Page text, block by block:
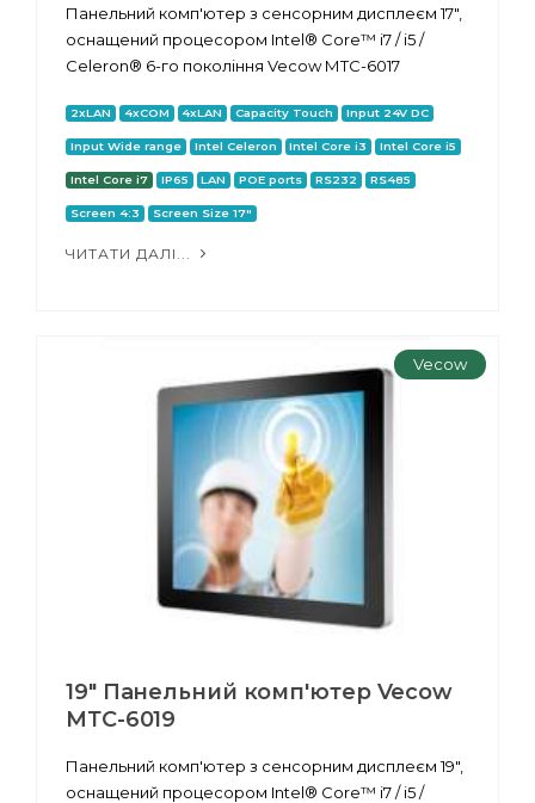
Панельний комп'ютер з сенсорним дисплеєм 17",
оснащений процесором Intel® Core™ i7 / i5 /
Celeron® 6-го покоління Vecow МТС-6017
2xLAN 4xCOM 4xLAN Capacity Touch Input 24V DC
Input Wide range Intel Celeron Intel Core i3 Intel Core i5
Intel Core i7 IP65 LAN POE ports RS232 RS485
Screen 4:3 Screen Size 17"
ЧИТАТИ ДАЛІ...
Vecow
19" Панельний комп'ютер Vecow
МТС-6019
Панельний комп'ютер з сенсорним дисплеєм 19",
оснащений процесором Intel® Core™ i7 / i5 /